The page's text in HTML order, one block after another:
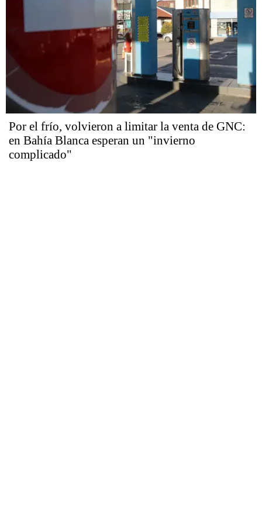
Por el frío, volvieron a limitar la venta de GNC:
en Bahía Blanca esperan un "invierno
complicado"